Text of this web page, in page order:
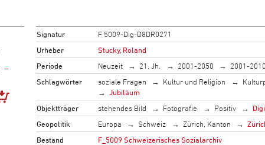
Signatur
F 5009-Dig-D8DR0271
Urheber
Stucky, Roland
Periode
Neuzeit 21. Jh. 2001-2050 2001-2010
Schlagwörter
soziale Fragen Kultur und Religion
Jubiläum
Objektträger
stehendes Bild Fotografie Positiv
Geopolitik
Europa Schweiz Zürich, Kanton
Bestand
F_5009 Schweizerisches Sozialarchiv